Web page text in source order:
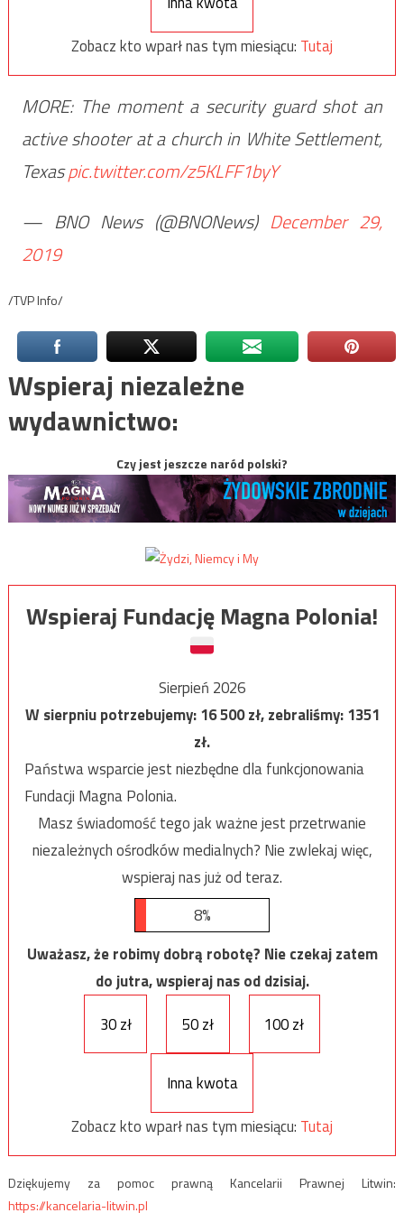
Zobacz kto wparł nas tym miesiącu: Tutaj
MORE: The moment a security guard shot an
active shooter at a church in White Settlement,
Texaspic.twitter.com/z5KLFF1byY
— BNO News (@BNONews) December 29,
2019
/TVP Info/
Wspieraj niezależne
wydawnictwo:
Czy jest jeszcze naród polski?
Wspieraj Fundację Magna Polonia!
Sierpień 2026
W sierpniu potrzebujemy:16 500zł, zebraliśmy:1351
zł.
Państwa wsparcie jest niezbędne dla funkcjonowania
Fundacji Magna Polonia.
Masz świadomość tego jak ważne jest przetrwanie
niezależnych ośrodków medialnych? Nie zwlekaj więc,
wspieraj nas już od teraz.
8%
Uważasz, że robimy dobrą robotę? Nie czekaj zatem
do jutra, wspieraj nas od dzisiaj.
30 zł
50 zł 100 zł
Inna kwota
Zobacz kto wparł nas tym miesiącu: Tutaj
Dziękujemy za pomoc prawną Kancelarii Prawnej Litwin:
https://kancelaria-litwin.pl